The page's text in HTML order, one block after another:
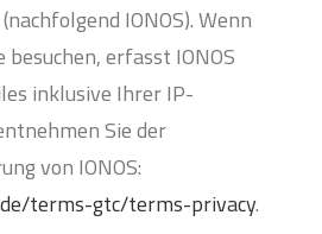
IONOS). Wenn
erfasst IONOS
inklusive Ihrer IP-
Sie der
von IONOS:
terms-gtc/terms-privacy.